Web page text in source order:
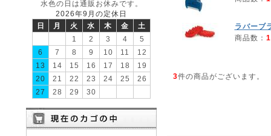
水色の日は通販お休みです。
2026年9月の定休日
日
月 火 水 木 金
土
1
2 3 4
5
6
7 8 9 10 11
12
13
14 15 16 17 18
19
20
21 22 23 24 25
26
27
28 29 30
ラバーブ
商品数： 1
3件の商品がございます。